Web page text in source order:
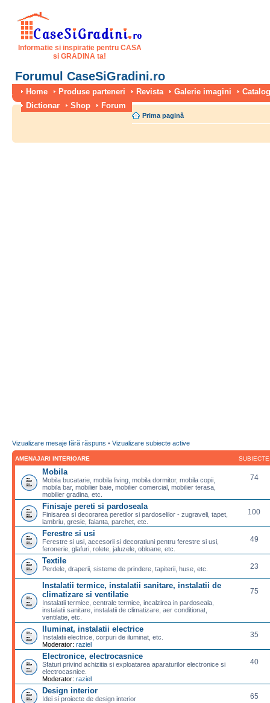
Informatie si inspiratie pentru CASA
si GRADINA ta!
Forumul CaseSiGradini.ro
Home Produse parteneri Revista Galerie imagini
Dictionar
Shop Forum
Prima pagină
Vizualizare mesaje fără răspuns • Vizualizare subiecte active
AMENAJARI INTERIOARE SUBIECTE
Mobila
Mobila bucatarie, mobila living, mobila dormitor, mobila copii,
mobila bar, mobilier baie, mobilier comercial, mobilier terasa,
mobilier gradina, etc.
74
Finisaje pereti si pardoseala
Finisarea si decorarea peretilor si pardoselilor - zugraveli, tapet,
lambriu, gresie, faianta, parchet, etc.
100
Ferestre si usi
Ferestre si usi, accesorii si decoratiuni pentru ferestre si usi,
feronerie, glafuri, rolete, jaluzele, obloane, etc.
49
Textile
Perdele, draperii, sisteme de prindere, tapiterii, huse, etc. 23
Instalatii termice, instalatii sanitare, instalatii de
climatizare si ventilatie
Instalatii termice, centrale termice, incalzirea in pardoseala,
instalatii sanitare, instalatii de climatizare, aer conditionat,
ventilatie, etc.
75
Iluminat, instalatii electrice
Instalatii electrice, corpuri de iluminat, etc.
Moderator: raziel
35
Electronice, electrocasnice
Sfaturi privind achizitia si exploatarea aparaturilor electronice si
electrocasnice.
Moderator: raziel
40
Design interior
Idei si proiecte de design interior 65